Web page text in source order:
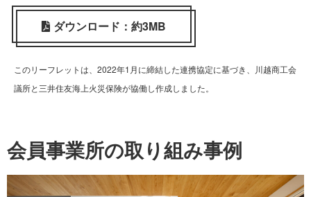
ダウンロード：約3MB
このリーフレットは、2022年1月に締結した連携協定に基づき、川越商工会
議所と三井住友海上火災保険が協働し作成しました。
会員事業所の取り組み事例